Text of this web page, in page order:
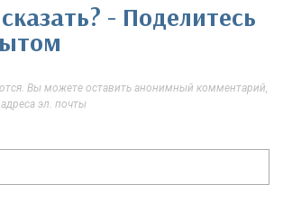
- Поделитесь
Вы можете оставить анонимный комментарий,
эл. почты